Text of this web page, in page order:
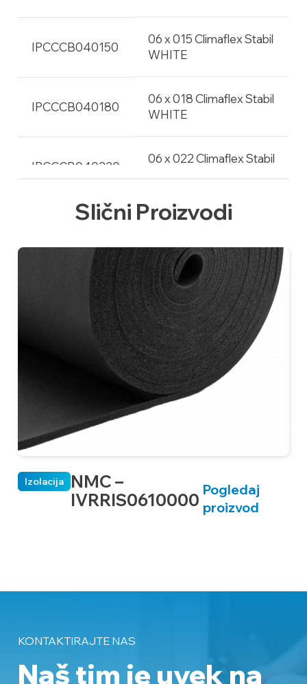
IPCCCB040150
06 x 015 Climaflex Stabil
WHITE
IPCCCB040180
06 x 018 Climaflex Stabil
WHITE
IPCCCB040220
06 x 022 Climaflex Stabil
Slični Proizvodi
NMC –
IVRRIS0610000
Izolacija
Pogledaj
proizvod
KONTAKTIRAJTE NAS
Naš tim je uvek na